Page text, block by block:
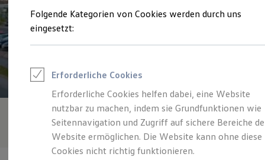
Gewerbliche Personenbeförderung
Service & mobile Werkstätten
Menschen mit Behinderung
Rettungsdienste
ONE Business ID Vorteile
Fahrzeugsuche & Marktplatz
Fahrzeugsuche
Fahrzeuge online kaufen
Digitaler Marktplatz
Kauf & Finanzierung
Online-Fahrzeugbewertung
Folgende Kategorien von Cookies werden durch uns
eingesetzt:
Erforderliche Cookies
Erforderliche Cookies helfen dabei, eine Website
nutzbar zu machen, indem sie Grundfunktionen wie
Seitennavigation und Zugriff auf sichere Bereiche
Website ermöglichen. Die Website kann ohne diese
Cookies nicht richtig funktionieren.